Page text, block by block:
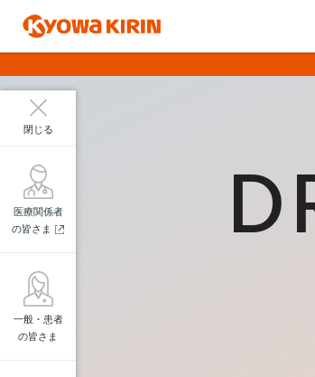
閉じる
医療関係者
の皆さま
一般・患者
の皆さま